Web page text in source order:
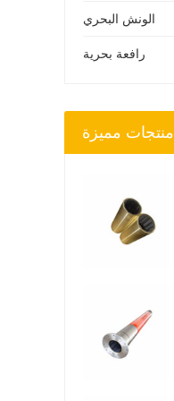
الونش البحري
رافعة بحرية
منتجات مميزة